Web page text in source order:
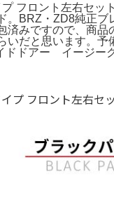
フロント左右セッ
。BRZ・ZD8純正
みですので、商
いだと思います。
ドアー イージー